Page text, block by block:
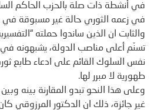
في أنشطة ذات صلة بالحزب الحاكم
في زعمه الثوري حالة غير مسبوقة في
والثابت ان الذين ساندوا حملته
تسنّم أعلى مناصب الدولة، يشبهونه
نفس السلوك القائم على ادعاء طابع
طهورية لا مبرر لها.
وعلى هذا النحو تبدو المقارنة بينه
غير جائزة، ذلك ان الدكتور المرزوقي